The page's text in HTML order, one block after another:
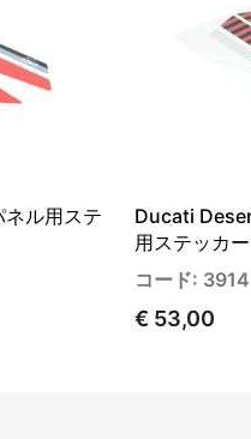
ル用ステ
Ducati
用ステッカー
コード: 3914
€ 53,00